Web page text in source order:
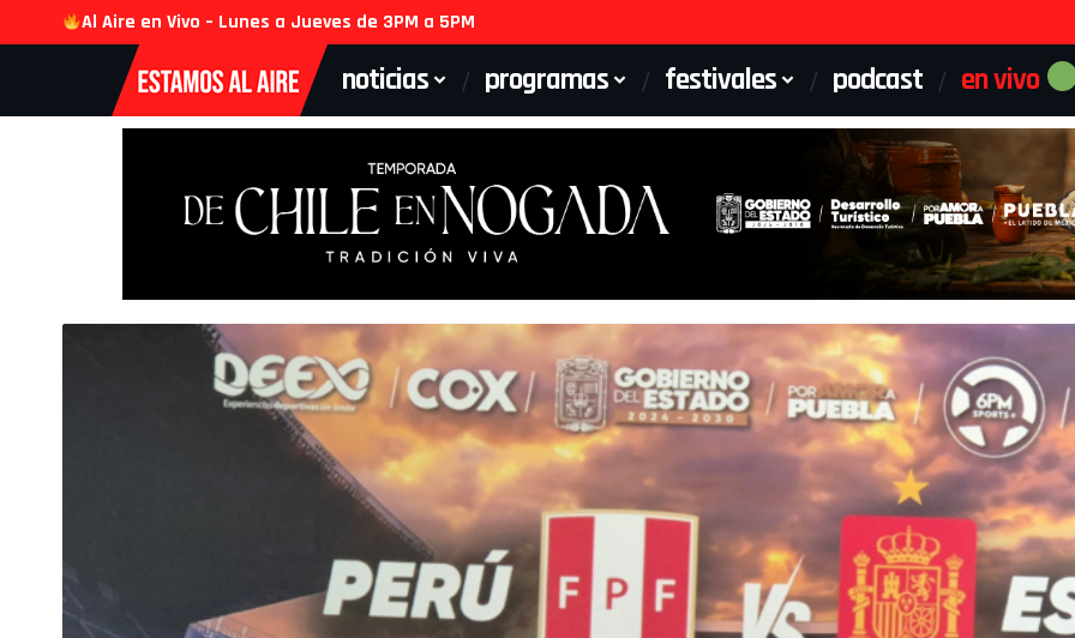
Al Aire en Vivo – Lunes a Jueves de 3PM a 5PM
noticias programas festivales podcast en vivo